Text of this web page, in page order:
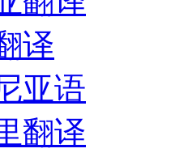
译
亚语
翻译